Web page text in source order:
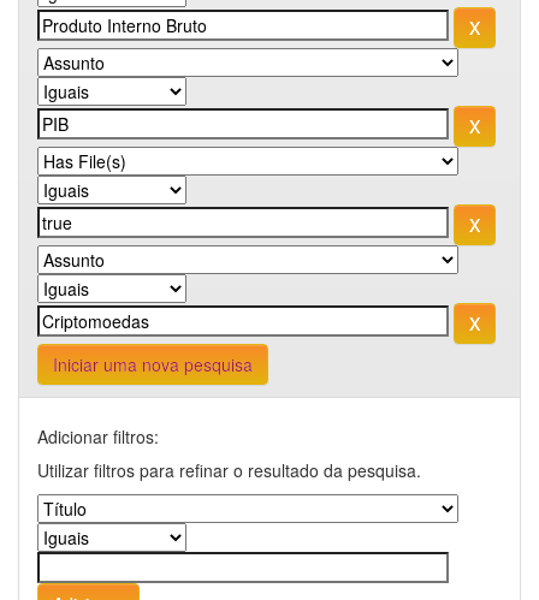
Iniciar uma nova pesquisa
Adicionar filtros:
Utilizar filtros para refinar o resultado da pesquisa.